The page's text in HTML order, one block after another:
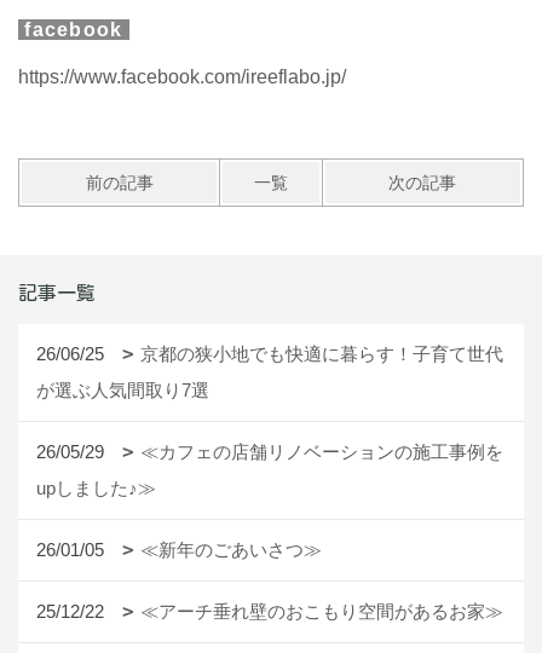
facebook
https://www.facebook.com/ireeflabo.jp/
前の記事 一覧 次の記事
記事一覧
26/06/25
京都の狭小地でも快適に暮らす！子育て世代
が選ぶ人気間取り7選
26/05/29
≪カフェの店舗リノベーションの施工事例を
upしました♪≫
26/01/05 ≪新年のごあいさつ≫
25/12/22 ≪アーチ垂れ壁のおこもり空間があるお家≫